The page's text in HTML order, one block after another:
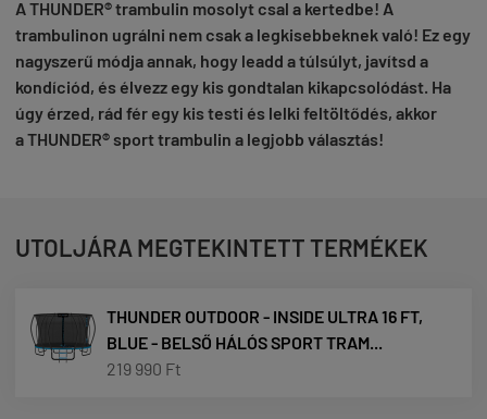
A THUNDER®️ trambulin mosolyt csal a kertedbe! A
trambulinon ugrálni nem csak a legkisebbeknek való! Ez egy
nagyszerű módja annak, hogy leadd a túlsúlyt, javítsd a
kondíciód, és élvezz egy kis gondtalan kikapcsolódást. Ha
úgy érzed, rád fér egy kis testi és lelki feltöltődés, akkor
aTHUNDER®️ sport trambulin a legjobb választás!
UTOLJÁRA MEGTEKINTETT TERMÉKEK
THUNDER OUTDOOR - INSIDE ULTRA 16 FT,
BLUE - BELSŐ HÁLÓS SPORT TRAM...
219 990 Ft